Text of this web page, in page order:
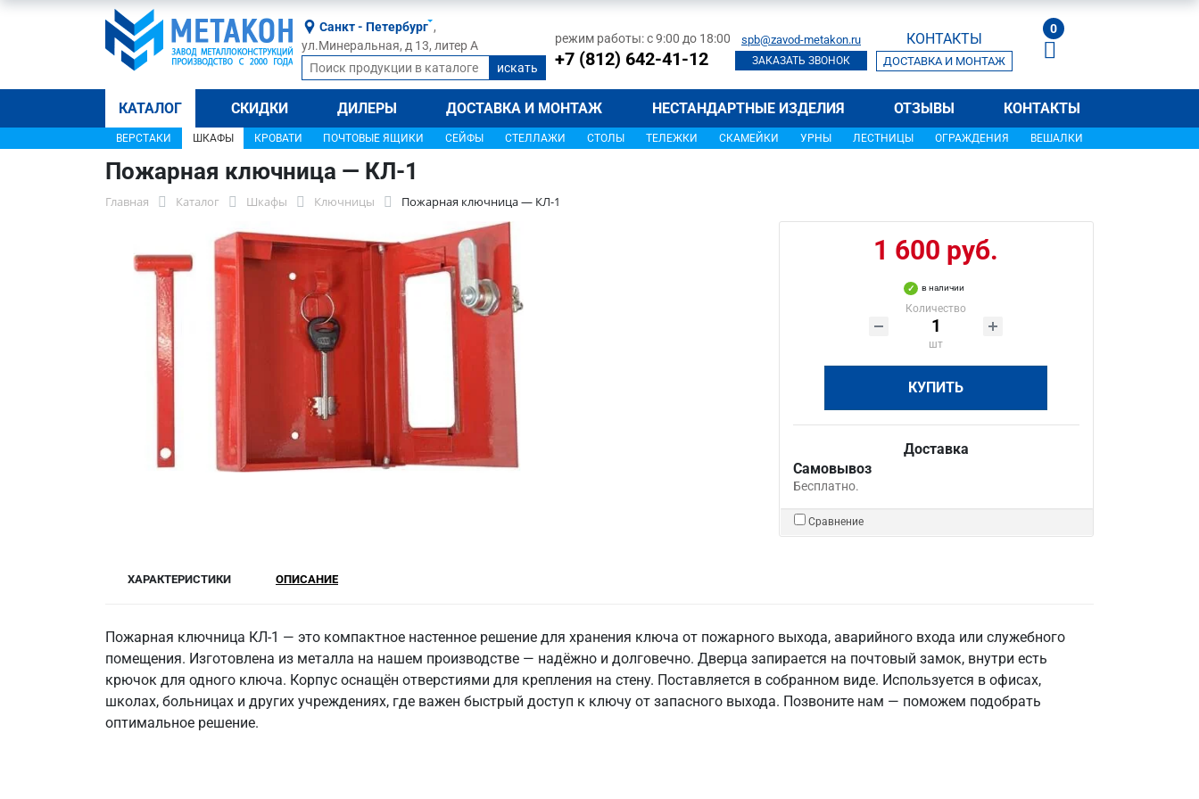
Санкт - Петербург ,
ул.Минеральная, д 13, литер А
режим работы: с 9:00 до 18:00
+7 (812) 642-41-12
spb@zavod-metakon.ru
ЗАКАЗАТЬ ЗВОНОК
КОНТАКТЫ
ДОСТАВКА И МОНТАЖ
0
КАТАЛОГ СКИДКИ ДИЛЕРЫ ДОСТАВКА И МОНТАЖ НЕСТАНДАРТНЫЕ ИЗДЕЛИЯ ОТЗЫВЫ КОНТАКТЫ
ВЕРСТАКИ ШКАФЫ КРОВАТИ ПОЧТОВЫЕ ЯЩИКИ СЕЙФЫ СТЕЛЛАЖИ СТОЛЫ ТЕЛЕЖКИ СКАМЕЙКИ УРНЫ ЛЕСТНИЦЫ ОГРАЖДЕНИЯ ВЕШАЛКИ
Пожарная ключница — КЛ-1
Главная Каталог Шкафы Ключницы Пожарная ключница — КЛ-1
1 600 руб.
в наличии
Количество
шт
КУПИТЬ
Доставка
Самовывоз
Бесплатно.
Сравнение
ХАРАКТЕРИСТИКИ ОПИСАНИЕ
Пожарная ключница КЛ-1 — это компактное настенное решение для хранения ключа от пожарного выхода, аварийного входа или служебного
помещения. Изготовлена из металла на нашем производстве — надёжно и долговечно. Дверца запирается на почтовый замок, внутри есть
крючок для одного ключа. Корпус оснащён отверстиями для крепления на стену. Поставляется в собранном виде. Используется в офисах,
школах, больницах и других учреждениях, где важен быстрый доступ к ключу от запасного выхода. Позвоните нам — поможем подобрать
оптимальное решение.